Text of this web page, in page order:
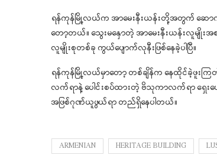
ရန်ကုန်မြို့လယ်က အာမေးနီးယန်းတို့အတွက် ဆော
တော့တယ်။ သွေးမနှောတဲ့ အာမေးနီးယန်းလူမျိုး
လူမျိုးစုတစ်ခု ကွယ်ပျောက်လုနီးဖြစ်နေခဲ့ပါပြီ။
ရန်ကုန်မြို့လယ်မှာတော့ တစ်ချိန်က နေထိုင်ခဲ့ဖူးကြတဲ့
လက်ရာနဲ့ ပေါင်းစပ်ထားတဲ့ ဗိသုကာလက်ရာ ရှေးဟ
အဖြစ်ဂုဏ်ယူဖွယ်ရာ တည်ရှိနေပါတယ်။
ARMENIAN HERITAGE BUILDING